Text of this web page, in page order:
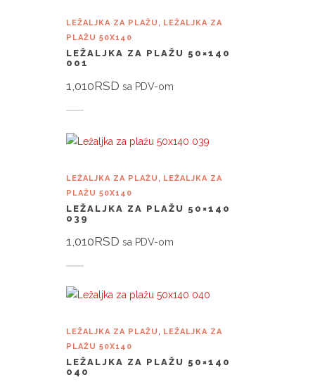
LEŽALJKA ZA PLAŽU
LEŽALJKA ZA
PLAŽU 50X140
LEŽALJKA ZA PLAŽU 50×140
001
1,010RSD sa PDV-om
LEŽALJKA ZA PLAŽU
LEŽALJKA ZA
PLAŽU 50X140
LEŽALJKA ZA PLAŽU 50×140
039
1,010RSD sa PDV-om
LEŽALJKA ZA PLAŽU
LEŽALJKA ZA
PLAŽU 50X140
LEŽALJKA ZA PLAŽU 50×140
040